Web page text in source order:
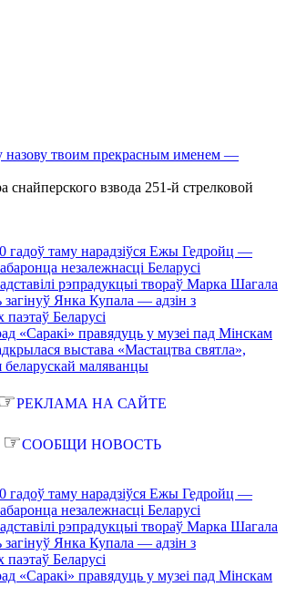
назову твоим прекрасным именем —
снайперского взвода 251-й стрелковой
гадоў таму нарадзіўся Ежы Гедройц —
незалежнасці Беларусі
рэпрадукцыі твораў Марка Шагала
загінуў Янка Купала — адзін з
Беларусі
«Саракі» правядуць у музеі пад Мінскам
выстава «Мастацтва святла»,
беларускай маляванцы
☞РЕКЛАМА НА САЙТЕ
☞СООБЩИ НОВОСТЬ
гадоў таму нарадзіўся Ежы Гедройц —
незалежнасці Беларусі
рэпрадукцыі твораў Марка Шагала
загінуў Янка Купала — адзін з
Беларусі
«Саракі» правядуць у музеі пад Мінскам